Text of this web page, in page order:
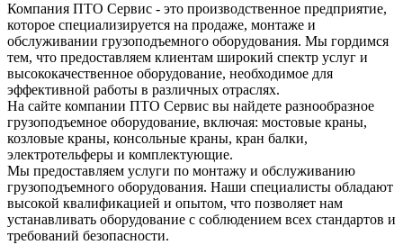
Компания ПТО Сервис - это производственное предприятие,
которое специализируется на продаже, монтаже и
обслуживании грузоподъемного оборудования. Мы гордимся
тем, что предоставляем клиентам широкий спектр услуг и
высококачественное оборудование, необходимое для
эффективной работы в различных отраслях.
На сайте компании ПТО Сервис вы найдете разнообразное
грузоподъемное оборудование, включая: мостовые краны,
козловые краны, консольные краны, кран балки,
электротельферы и комплектующие.
Мы предоставляем услуги по монтажу и обслуживанию
грузоподъемного оборудования. Наши специалисты обладают
высокой квалификацией и опытом, что позволяет нам
устанавливать оборудование с соблюдением всех стандартов и
требований безопасности.